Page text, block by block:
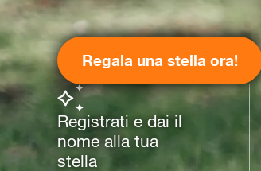
Regala una stella ora!
Registrati e dai il
nome alla tua
stella